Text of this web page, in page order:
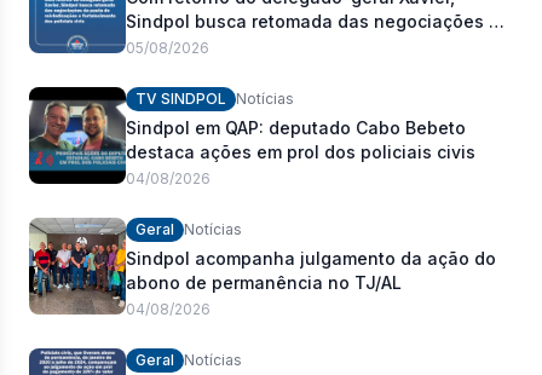
Sindpol busca retomada das negociações da
pauta de reivindicações e fortalecimento dos
05/08/2026
TV SINDPOL Notícias
Sindpol em QAP: deputado Cabo Bebeto
destaca ações em prol dos policiais civis
04/08/2026
Geral Notícias
Sindpol acompanha julgamento da ação do
abono de permanência no TJ/AL
04/08/2026
Geral Notícias